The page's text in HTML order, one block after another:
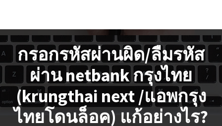
กรอกรหัสผ่านผิด/ลืมรหัส
ผ่าน netbank กรุงไทย
(krungthai next /แอพกรุง
ไทยโดนล็อค) แก้อย่างไร?